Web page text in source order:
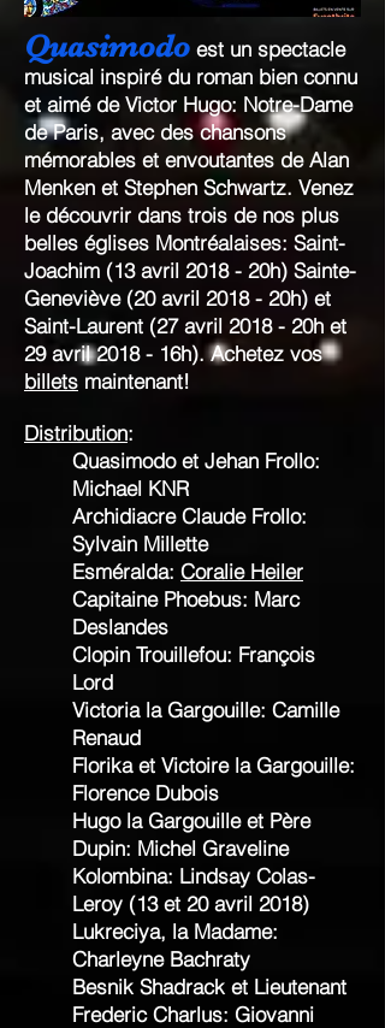
Quasimodo est un spectacle
musical inspiré du roman bien connu
et aimé de Victor Hugo: Notre-Dame
de Paris, avec des chansons
mémorables et envoutantes de Alan
Menken et Stephen Schwartz. Venez
le découvrir dans trois de nos plus
belles églises Montréalaises: Saint-
Joachim (13 avril 2018 - 20h) Sainte-
Geneviève (20 avril 2018 - 20h) et
Saint-Laurent (27 avril 2018 - 20h et
29 avril 2018 - 16h). Achetez vos
billets maintenant!
Distribution:
Quasimodo et Jehan Frollo:
Michael KNR
Archidiacre Claude Frollo:
Sylvain Millette
Esméralda: Coralie Heiler
Capitaine Phoebus: Marc
Deslandes
Clopin Trouillefou: François
Lord
Victoria la Gargouille: Camille
Renaud
Florika et Victoire la Gargouille:
Florence Dubois
Hugo la Gargouille et Père
Dupin: Michel Graveline
Kolombina: Lindsay Colas-
Leroy (13 et 20 avril 2018)
Lukreciya, la Madame:
Charleyne Bachraty
Besnik Shadrack et Lieutenant
Frederic Charlus: Giovanni